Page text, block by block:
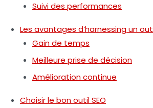
Suivi des performances
Les avantages d’harnessing un
Gain de temps
Meilleure prise de décision
Amélioration continue
Choisir le bon outil SEO